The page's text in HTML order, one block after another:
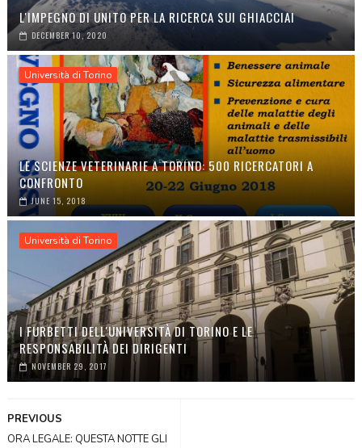
L'IMPEGNO DI UNITO PER LA RICERCA SUI GHIACCIAI
DECEMBER 10, 2020
Università di Torino
LE SCIENZE VETERINARIE A TORINO: 500 RICERCATORI A
CONFRONTO
JUNE 15, 2018
Università di Torino
I FURBETTI DELL'UNIVERSITÀ DI TORINO E LE
RESPONSABILITÀ DEI DIRIGENTI
NOVEMBER 29, 2017
PREVIOUS
ORA LEGALE: QUESTA NOTTE GLI